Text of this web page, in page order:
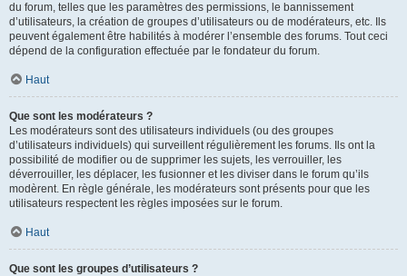
du forum, telles que les paramètres des permissions, le bannissement
d’utilisateurs, la création de groupes d’utilisateurs ou de modérateurs, etc. Ils
peuvent également être habilités à modérer l’ensemble des forums. Tout ceci
dépend de la configuration effectuée par le fondateur du forum.
Haut
Que sont les modérateurs ?
Les modérateurs sont des utilisateurs individuels (ou des groupes
d’utilisateurs individuels) qui surveillent régulièrement les forums. Ils ont la
possibilité de modifier ou de supprimer les sujets, les verrouiller, les
déverrouiller, les déplacer, les fusionner et les diviser dans le forum qu’ils
modèrent. En règle générale, les modérateurs sont présents pour que les
utilisateurs respectent les règles imposées sur le forum.
Haut
Que sont les groupes d’utilisateurs ?